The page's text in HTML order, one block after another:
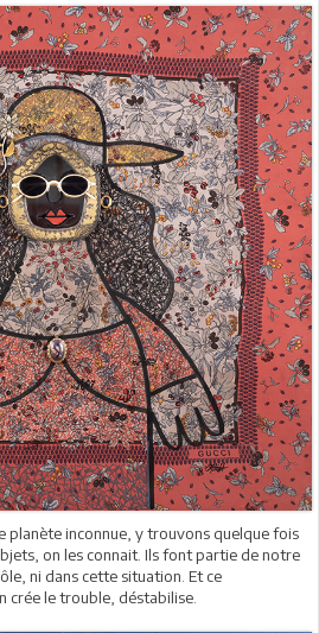
planète inconnue, y trouvons quelque fois
on les connait. Ils font partie de notre
ni dans cette situation. Et ce
crée le trouble, déstabilise.